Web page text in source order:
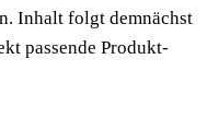
Inhalt folgt demnächst
passende Produkt-